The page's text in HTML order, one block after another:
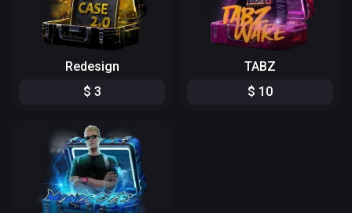
Redesign
$ 3
TABZ
$ 10